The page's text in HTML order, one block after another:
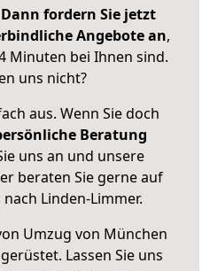
Dann fordern Sie jetzt
Angebote an,
Minuten bei Ihnen sind.
uns nicht?
aus. Wenn Sie doch
Beratung
uns an und unsere
beraten Sie gerne auf
Linden-Limmer.
Umzug von München
Lassen Sie uns